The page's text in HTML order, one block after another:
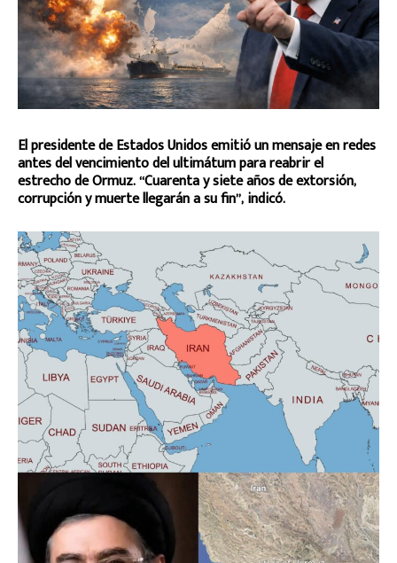
El presidente de Estados Unidos emitió un mensaje en redes
antes del vencimiento del ultimátum para reabrir el
estrecho de Ormuz. “Cuarenta y siete años de extorsión,
corrupción y muerte llegarán a su fin”, indicó.